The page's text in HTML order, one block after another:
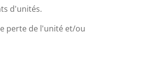
d'unités.
perte de l'unité et/ou